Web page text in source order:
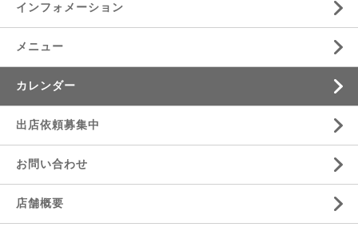
インフォメーション
メニュー
カレンダー
出店依頼募集中
お問い合わせ
店舗概要